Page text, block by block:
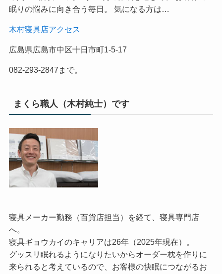
眠りの悩みに向き合う毎日。 気になる方は…
木村寝具店アクセス
広島県広島市中区十日市町1-5-17
082-293-2847まで。
まくら職人（木村純士）です
寝具メーカー勤務（百貨店担当）を経て、寝具専門店
へ。
寝具ギョウカイのキャリアは26年（2025年現在）。
グッスリ眠れるようになりたいからオーダー枕を作りに
来られると考えているので、お客様の快眠につながるお